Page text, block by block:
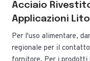
Acciaio
Applicazioni
Per l'uso alimentare,
regionale per il